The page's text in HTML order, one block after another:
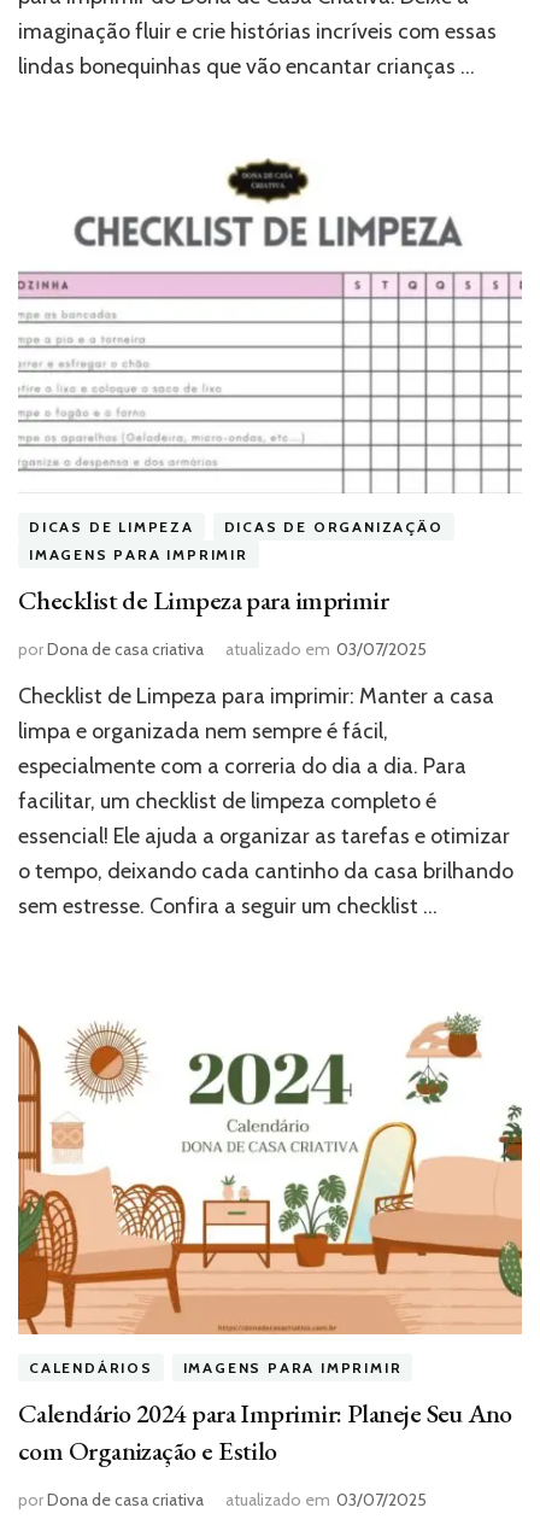
imaginação fluir e crie histórias incríveis com essas
lindas bonequinhas que vão encantar crianças …
DICAS DE LIMPEZA
DICAS DE ORGANIZAÇÃO
IMAGENS PARA IMPRIMIR
Checklist de Limpeza para imprimir
porDona de casa criativa atualizado em 03/07/2025
Checklist de Limpeza para imprimir: Manter a casa
limpa e organizada nem sempre é fácil,
especialmente com a correria do dia a dia. Para
facilitar, um checklist de limpeza completo é
essencial! Ele ajuda a organizar as tarefas e otimizar
o tempo, deixando cada cantinho da casa brilhando
sem estresse. Confira a seguir um checklist …
CALENDÁRIOS IMAGENS PARA IMPRIMIR
Calendário 2024 para Imprimir: Planeje Seu Ano
com Organização e Estilo
porDona de casa criativa atualizado em 03/07/2025